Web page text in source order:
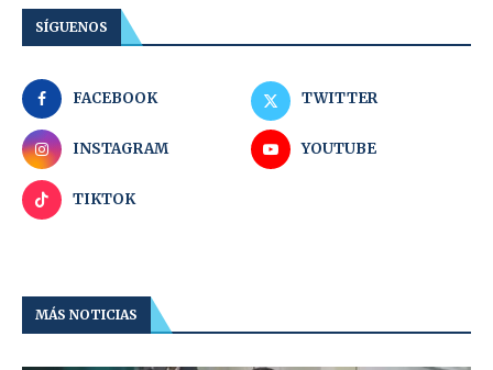
SÍGUENOS
FACEBOOK TWITTER
INSTAGRAM YOUTUBE
TIKTOK
MÁS NOTICIAS